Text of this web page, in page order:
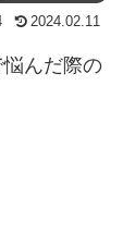
2024.02.11
んだ際の